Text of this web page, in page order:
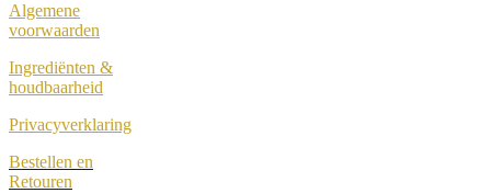
Algemene
voorwaarden
Ingrediënten &
houdbaarheid
Privacyverklaring
Bestellen en
Retouren